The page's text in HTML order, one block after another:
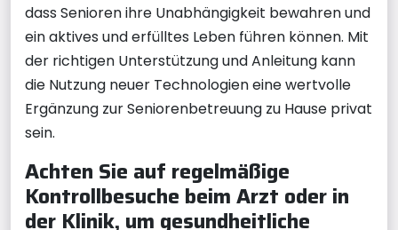
dass Senioren ihre Unabhängigkeit bewahren und
ein aktives und erfülltes Leben führen können. Mit
der richtigen Unterstützung und Anleitung kann
die Nutzung neuer Technologien eine wertvolle
Ergänzung zur Seniorenbetreuung zu Hause privat
sein.
Achten Sie auf regelmäßige
Kontrollbesuche beim Arzt oder in
der Klinik, um gesundheitliche